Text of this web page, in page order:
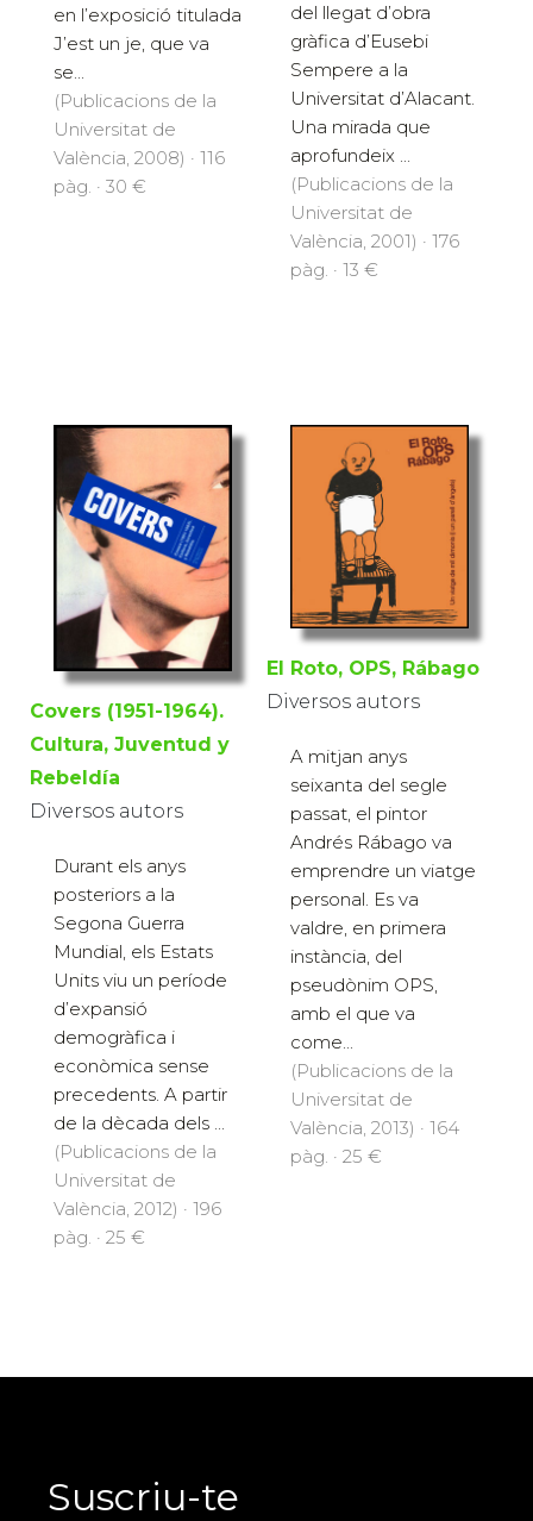
en l’exposició titulada
J’est un je, que va
se...
(Publicacions de la
Universitat de
València, 2008) · 116
pàg. · 30 €
del llegat d’obra
gràfica d’Eusebi
Sempere a la
Universitat d’Alacant.
Una mirada que
aprofundeix ...
(Publicacions de la
Universitat de
València, 2001) · 176
pàg. · 13 €
Covers (1951-1964).
Cultura, Juventud y
Rebeldía
Diversos autors
Durant els anys
posteriors a la
Segona Guerra
Mundial, els Estats
Units viu un període
d’expansió
demogràfica i
econòmica sense
precedents. A partir
de la dècada dels ...
(Publicacions de la
Universitat de
València, 2012) · 196
pàg. · 25 €
El Roto, OPS, Rábago
Diversos autors
A mitjan anys
seixanta del segle
passat, el pintor
Andrés Rábago va
emprendre un viatge
personal. Es va
valdre, en primera
instància, del
pseudònim OPS,
amb el que va
come...
(Publicacions de la
Universitat de
València, 2013) · 164
pàg. · 25 €
Suscriu-te